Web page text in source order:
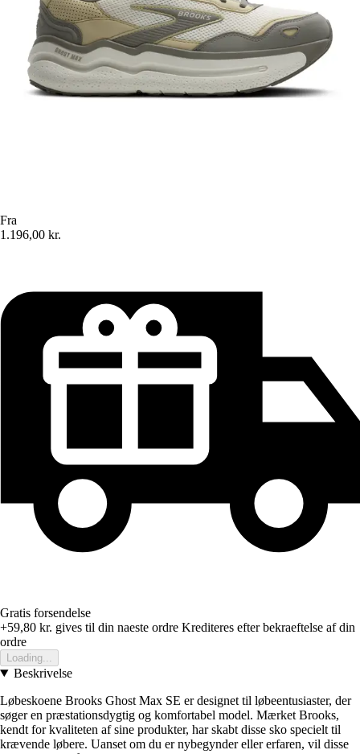
Fra
1.196,00 kr.
Gratis forsendelse
+59,80 kr. gives til din naeste ordre Krediteres efter bekraeftelse af din
ordre
Loading...
Beskrivelse
Løbeskoene Brooks Ghost Max SE er designet til løbeentusiaster, der
søger en præstationsdygtig og komfortabel model. Mærket Brooks,
kendt for kvaliteten af sine produkter, har skabt disse sko specielt til
krævende løbere. Uanset om du er nybegynder eller erfaren, vil disse